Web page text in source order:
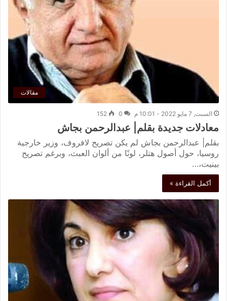
مقالات
السبت, 7 مايو 2022 - 10:01 م 0
152
معادلات جديدة بقلم| عبدالرحمن بجاش
بقلم| عبدالرحمن بجاش لم يكن تصريح لافروف، وزير خارجية
روسيا، حول أصول هتلر، لونًا من ألوان العبث، وبرغم تصريح
بينيت،…
أكمل القراءة »